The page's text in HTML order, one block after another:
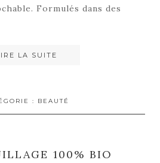
Formulés dans des
LA SUITE
: BEAUTÉ
100% BIO